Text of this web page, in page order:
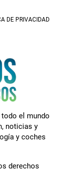
DE PRIVACIDAD
el mundo
noticias y
y coches
derechos